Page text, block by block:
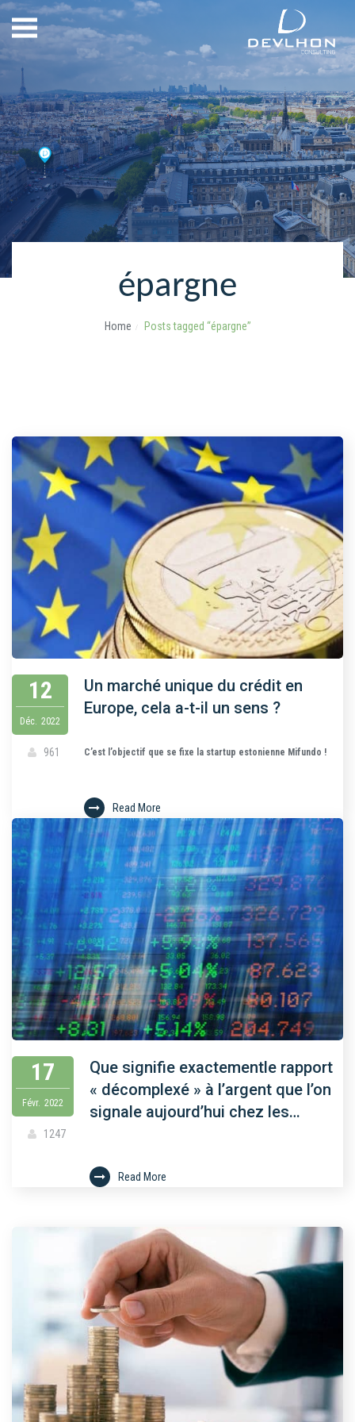
épargne
Home Posts tagged “épargne”
12
Déc. 2022
961
Un marché unique du crédit en
Europe, cela a-t-il un sens ?
C’est l’objectif que se fixe la startup estonienne Mifundo !
Read More
17
Févr. 2022
1247
Que signifie exactementle rapport
« décomplexé » à l’argent que l’on
signale aujourd’hui chez les…
Read More